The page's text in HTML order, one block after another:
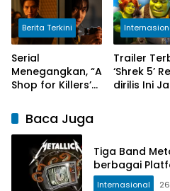
‘DUALITY’
Berita Terkini
Serial
Menegangkan, “A
Shop for Killers’
Teranyar
Trailer
‘Shrek 5’
dirilis Ini
Baca Juga
Tiga Band
berbagai
Internasional